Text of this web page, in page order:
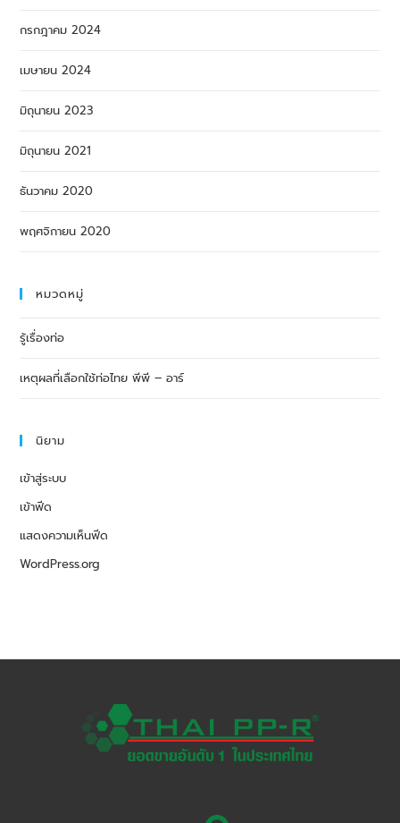
กรกฎาคม 2024
เมษายน 2024
มิถุนายน 2023
มิถุนายน 2021
ธันวาคม 2020
พฤศจิกายน 2020
หมวดหมู่
รู้เรื่องท่อ
เหตุผลที่เลือกใช้ท่อไทย พีพี – อาร์
นิยาม
เข้าสู่ระบบ
เข้าฟีด
แสดงความเห็นฟีด
WordPress.org